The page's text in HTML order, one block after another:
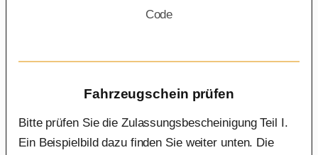
Code
Fahrzeugschein prüfen
Bitte prüfen Sie die Zulassungsbescheinigung Teil I.
Ein Beispielbild dazu finden Sie weiter unten. Die